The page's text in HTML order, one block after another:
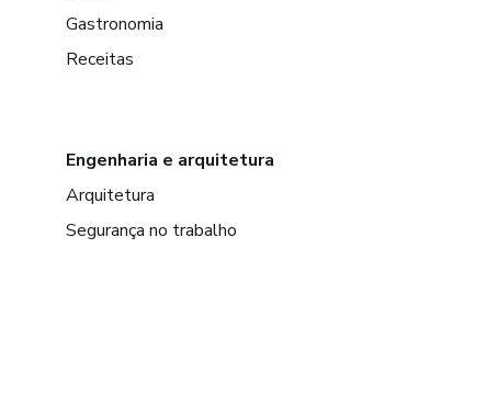
Gastronomia
Receitas
Engenharia e arquitetura
Arquitetura
Segurança no trabalho